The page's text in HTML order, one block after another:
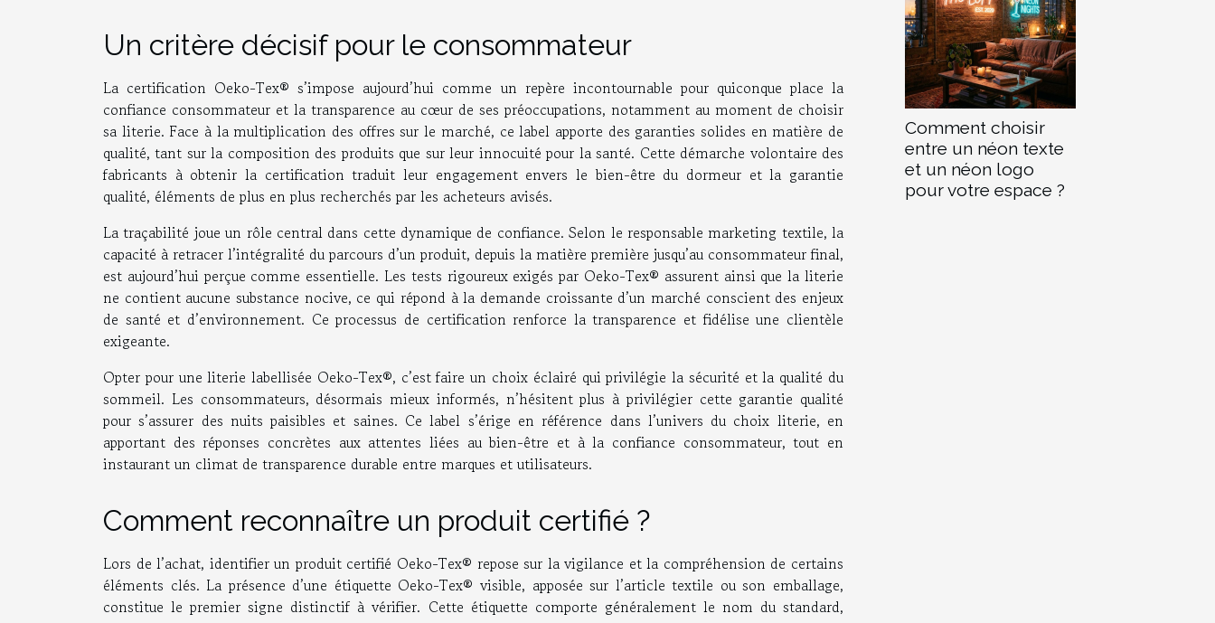
Un critère décisif pour le consommateur
La certification Oeko-Tex® s’impose aujourd’hui comme un repère incontournable pour quiconque place la
confiance consommateur et la transparence au cœur de ses préoccupations, notamment au moment de choisir
sa literie. Face à la multiplication des offres sur le marché, ce label apporte des garanties solides en matière de
qualité, tant sur la composition des produits que sur leur innocuité pour la santé. Cette démarche volontaire des
fabricants à obtenir la certification traduit leur engagement envers le bien-être du dormeur et la garantie
qualité, éléments de plus en plus recherchés par les acheteurs avisés.
La traçabilité joue un rôle central dans cette dynamique de confiance. Selon le responsable marketing textile, la
capacité à retracer l’intégralité du parcours d’un produit, depuis la matière première jusqu’au consommateur final,
est aujourd’hui perçue comme essentielle. Les tests rigoureux exigés par Oeko-Tex® assurent ainsi que la literie
ne contient aucune substance nocive, ce qui répond à la demande croissante d’un marché conscient des enjeux
de santé et d’environnement. Ce processus de certification renforce la transparence et fidélise une clientèle
exigeante.
Opter pour une literie labellisée Oeko-Tex®, c’est faire un choix éclairé qui privilégie la sécurité et la qualité du
sommeil. Les consommateurs, désormais mieux informés, n’hésitent plus à privilégier cette garantie qualité
pour s’assurer des nuits paisibles et saines. Ce label s’érige en référence dans l’univers du choix literie, en
apportant des réponses concrètes aux attentes liées au bien-être et à la confiance consommateur, tout en
instaurant un climat de transparence durable entre marques et utilisateurs.
Comment reconnaître un produit certifié ?
Lors de l’achat, identifier un produit certifié Oeko-Tex® repose sur la vigilance et la compréhension de certains
éléments clés. La présence d’une étiquette Oeko-Tex® visible, apposée sur l’article textile ou son emballage,
constitue le premier signe distinctif à vérifier. Cette étiquette comporte généralement le nom du standard,
Comment choisir
entre un néon texte
et un néon logo
pour votre espace ?